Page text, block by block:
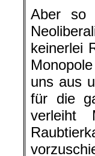
Aber so
keinerlei
uns aus
für die
verleiht